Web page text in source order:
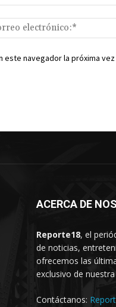
navegador la próxima
ACERCA DE
Reporte18, el
de noticias,
ofrecemos las
exclusivo de
Contáctanos: